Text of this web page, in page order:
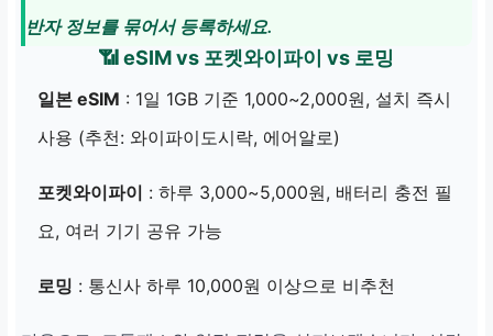
반자 정보를 묶어서 등록하세요.
📶 eSIM vs 포켓와이파이 vs 로밍
일본 eSIM : 1일 1GB 기준 1,000~2,000원, 설치 즉시
사용 (추천: 와이파이도시락, 에어알로)
포켓와이파이 : 하루 3,000~5,000원, 배터리 충전 필
요, 여러 기기 공유 가능
로밍 : 통신사 하루 10,000원 이상으로 비추천